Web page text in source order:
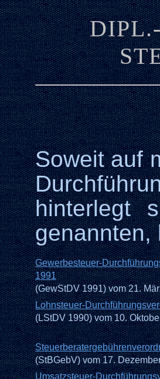
Soweit auf
hinterlegt
genannten,
Gewerbesteuer-
1991
(GewStDV 1991) vom 21.
Lohnsteuer-
(LStDV 1990) vom 10.
(StBGebV) vom 17.
Umsatzsteuer-